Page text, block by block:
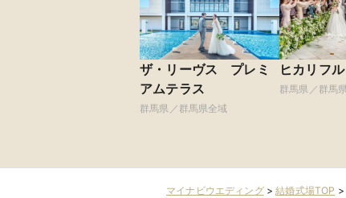
ザ・リーヴス プレミ
アムテラス
群馬県／群馬県全域
ヒカリフ
群馬県／群馬
マイナビウエディング>結婚式場TOP >